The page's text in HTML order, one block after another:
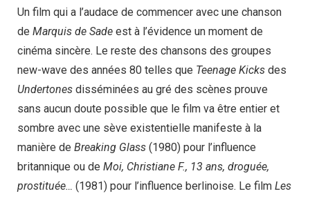
Un film qui a l’audace de commencer avec une chanson
de Marquis de Sade est à l’évidence un moment de
cinéma sincère. Le reste des chansons des groupes
new-wave des années 80 telles que Teenage Kicks des
Undertones disséminées au gré des scènes prouve
sans aucun doute possible que le film va être entier et
sombre avec une sève existentielle manifeste à la
manière de Breaking Glass (1980) pour l’influence
britannique ou de Moi, Christiane F., 13 ans, droguée,
prostituée… (1981) pour l’influence berlinoise. Le film Les